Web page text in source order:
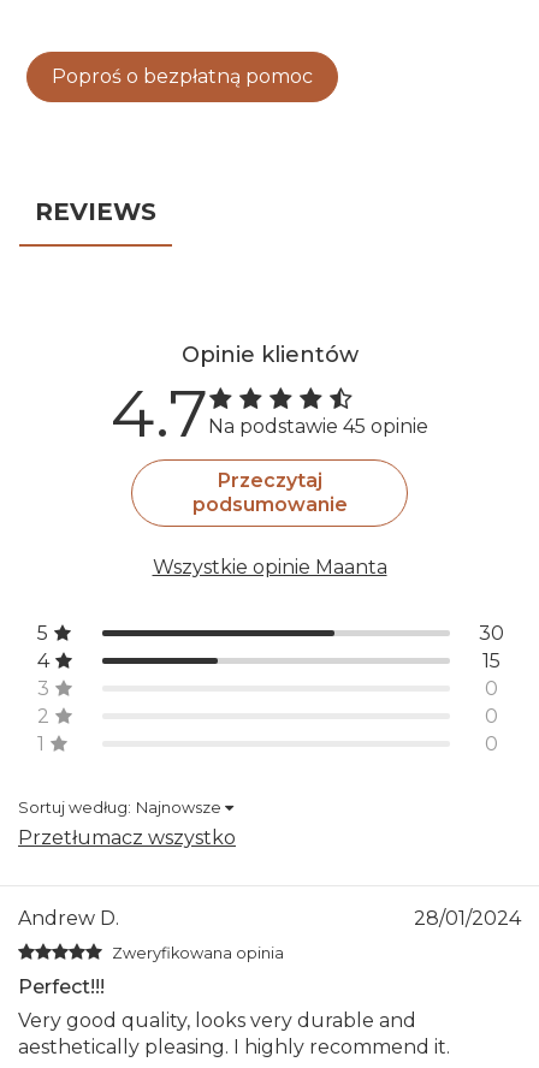
Poproś o bezpłatną pomoc
REVIEWS
Opinie klientów
4.7Na podstawie 45 opinie
Przeczytaj
podsumowanie
Wszystkie opinie Maanta
5
30
4
15
3
0
2
0
1
0
Sortuj według: Najnowsze
Przetłumacz wszystko
Andrew D. 28/01/2024
Zweryfikowana opinia
Perfect!!!
Very good quality, looks very durable and
aesthetically pleasing. I highly recommend it.